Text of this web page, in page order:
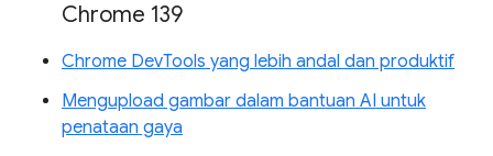
Chrome 139
Chrome DevTools yang lebih andal dan produktif
Mengupload gambar dalam bantuan AI untuk
penataan gaya